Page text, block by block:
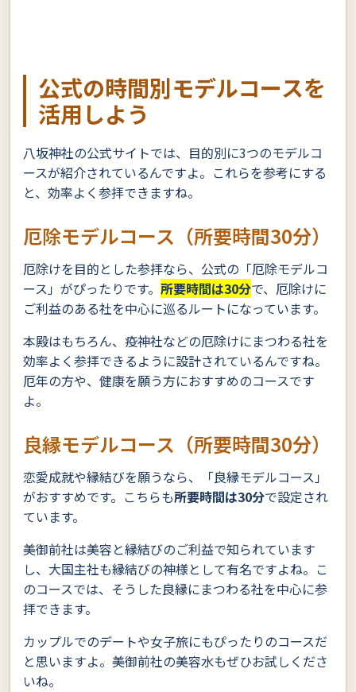
公式の時間別モデルコースを
活用しよう
八坂神社の公式サイトでは、目的別に3つのモデルコ
ースが紹介されているんですよ。これらを参考にする
と、効率よく参拝できますね。
厄除モデルコース（所要時間30分）
厄除けを目的とした参拝なら、公式の「厄除モデルコ
ース」がぴったりです。 所要時間は30分で、厄除けに
ご利益のある社を中心に巡るルートになっています。
本殿はもちろん、疫神社などの厄除けにまつわる社を
効率よく参拝できるように設計されているんですね。
厄年の方や、健康を願う方におすすめのコースです
よ。
良縁モデルコース（所要時間30分）
恋愛成就や縁結びを願うなら、「良縁モデルコース」
がおすすめです。こちらも所要時間は30分で設定され
ています。
美御前社は美容と縁結びのご利益で知られています
し、大国主社も縁結びの神様として有名ですよね。こ
のコースでは、そうした良縁にまつわる社を中心に参
拝できます。
カップルでのデートや女子旅にもぴったりのコースだ
と思いますよ。美御前社の美容水もぜひお試しくださ
いね。